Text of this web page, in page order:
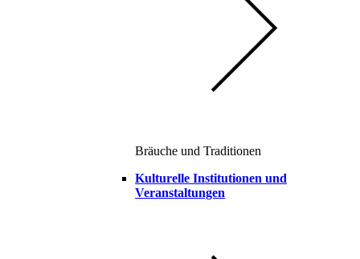
Bräuche und Traditionen
Kulturelle Institutionen und
Veranstaltungen